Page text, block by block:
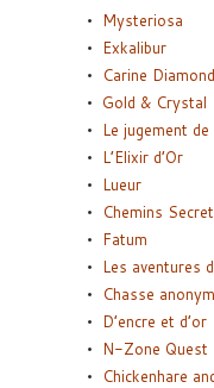
Mysteriosa
Exkalibur
Carine Diamond
Gold & Crystal
Le jugement
L’Elixir d’Or
Lueur
Chemins
Fatum
Les aventures
Chasse
D’encre et d’or
N-Zone Quest
Chickenhare